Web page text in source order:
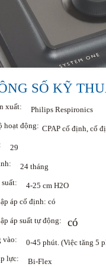
SỐ KỸ
xuất:
Philips Respironics
hoạt động: CPAP cố định, cố
29
24 tháng
4-25 cm H2O
áp cố định: có
áp suất tự động: có
vào: 0-45 phút. (Việc tăng 5
lực:
Bi-Flex